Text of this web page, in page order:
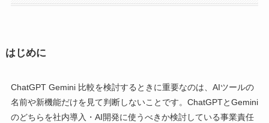
はじめに
ChatGPT Gemini 比較を検討するときに重要なのは、AIツールの
名前や新機能だけを見て判断しないことです。ChatGPTとGemini
のどちらを社内導入・AI開発に使うべきか検討している事業責任